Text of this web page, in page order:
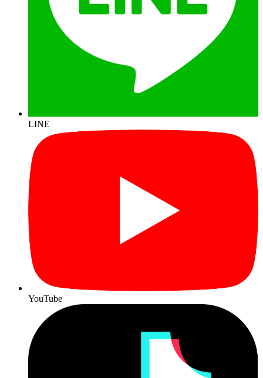
LINE
YouTube